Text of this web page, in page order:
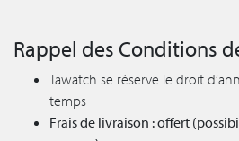
Rappel des Conditions
Tawatch se réserve le droit
temps
Frais de livraison : offert